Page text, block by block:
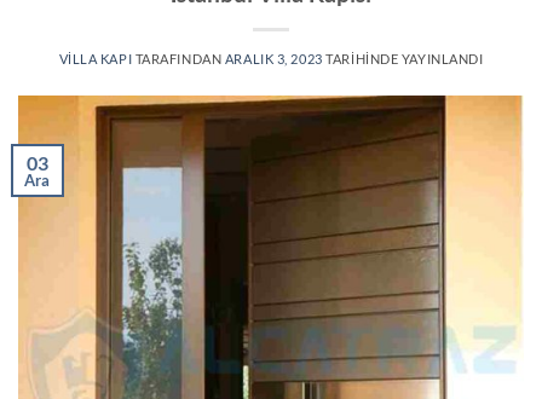
VILLA KAPI TARAFINDAN ARALIK 3, 2023 TARIHINDE YAYINLANDI
03
Ara